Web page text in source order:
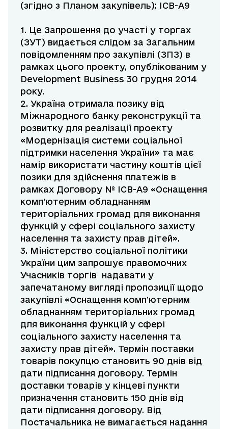
(згідно з Планом закупівель): ICB-A9
1. Це Запрошення до участі у торгах
(ЗУТ) видається слідом за Загальним
повідомленням про закупівлі (ЗПЗ) в
рамках цього проекту, опублікованим у
Development Business 30 грудня 2014
року.
2. Україна отримала позику від
Міжнародного банку реконструкції та
розвитку для реалізації проекту
«Модернізація системи соціальної
підтримки населення України» та має
намір використати частину коштів цієї
позики для здійснення платежів в
рамках Договору № ICB-A9 «Оснащення
комп’ютерним обладнанням
територіальних громад для виконання
функцій у сфері соціального захисту
населення та захисту прав дітей».
3. Міністерство соціальної політики
України цим запрошує правомочних
Учасників торгів надавати у
запечатаному вигляді пропозиції щодо
закупівлі «Оснащення комп’ютерним
обладнанням територіальних громад
для виконання функцій у сфері
соціального захисту населення та
захисту прав дітей». Термін поставки
товарів покупцю становить 90 днів від
дати підписання договору. Термін
доставки товарів у кінцеві пункти
призначення становить 150 днів від
дати підписання договору. Від
Постачальника не вимагається надання